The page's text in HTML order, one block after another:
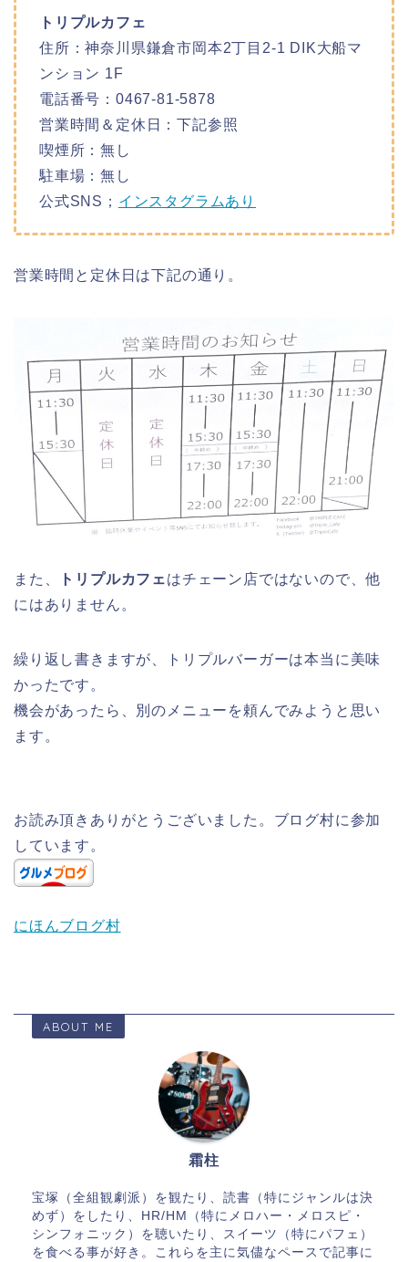
トリプルカフェ
住所：神奈川県鎌倉市岡本2丁目2-1 DIK大船マ
ンション 1F
電話番号：0467-81-5878
営業時間＆定休日：下記参照
喫煙所：無し
駐車場：無し
公式SNS； インスタグラムあり
営業時間と定休日は下記の通り。
また、 トリプルカフェはチェーン店ではないので、他
にはありません。
繰り返し書きますが、トリプルバーガーは本当に美味
かったです。
機会があったら、別のメニューを頼んでみようと思い
ます。
お読み頂きありがとうございました。ブログ村に参加
しています。
にほんブログ村
ABOUT ME
霜柱
宝塚（全組観劇派）を観たり、読書（特にジャンルは決
めず）をしたり、HR/HM（特にメロハー・メロスピ・
シンフォニック）を聴いたり、スイーツ（特にパフェ）
を食べる事が好き。これらを主に気儘なペースで記事に